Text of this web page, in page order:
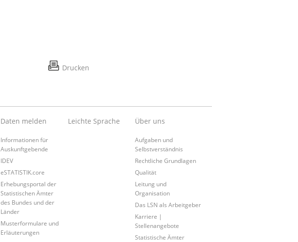
Drucken
Daten melden
Informationen für
Auskunftgebende
IDEV
eSTATISTIK.core
Erhebungsportal der
Statistischen Ämter
des Bundes und der
Länder
Musterformulare und
Erläuterungen
Leichte Sprache Über uns
Aufgaben und
Selbstverständnis
Rechtliche Grundlagen
Qualität
Leitung und
Organisation
Das LSN als Arbeitgeber
Karriere |
Stellenangebote
Statistische Ämter